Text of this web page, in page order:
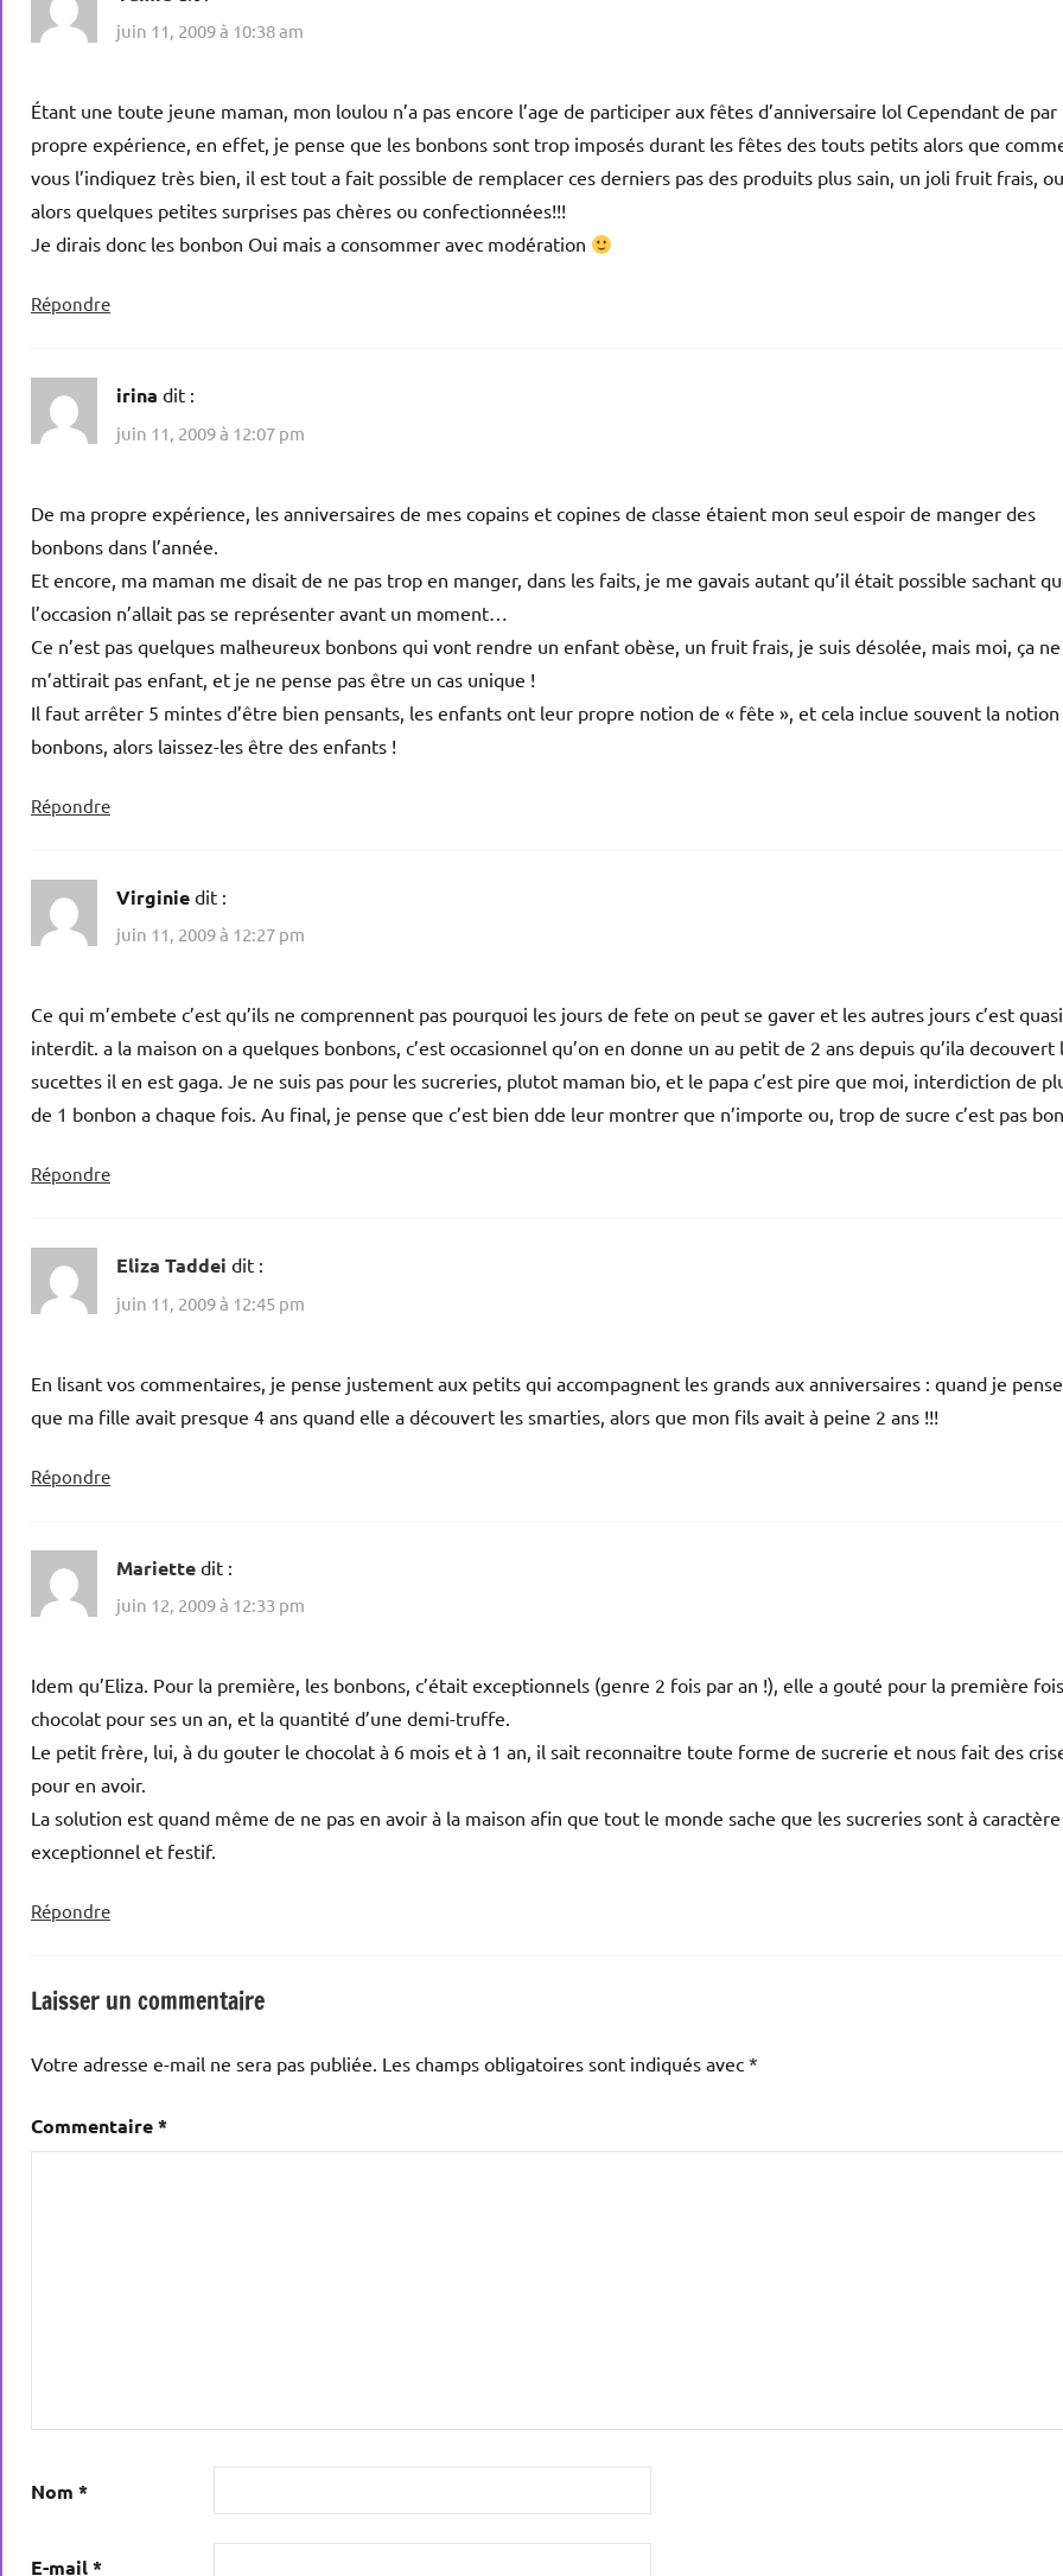
juin 11, 2009 à 10:38 am
Étant une toute jeune maman, mon loulou n’a pas encore l’age de participer aux fêtes d’anniversaire lol Cependant de par
propre expérience, en effet, je pense que les bonbons sont trop imposés durant les fêtes des touts petits alors que
vous l’indiquez très bien, il est tout a fait possible de remplacer ces derniers pas des produits plus sain, un joli fruit frais, ou
alors quelques petites surprises pas chères ou confectionnées!!!
Je dirais donc les bonbon Oui mais a consommer avec modération
Répondre
irina dit :
juin 11, 2009 à 12:07 pm
De ma propre expérience, les anniversaires de mes copains et copines de classe étaient mon seul espoir de manger des
bonbons dans l’année.
Et encore, ma maman me disait de ne pas trop en manger, dans les faits, je me gavais autant qu’il était possible sachant
l’occasion n’allait pas se représenter avant un moment…
Ce n’est pas quelques malheureux bonbons qui vont rendre un enfant obèse, un fruit frais, je suis désolée, mais moi, ça ne
m’attirait pas enfant, et je ne pense pas être un cas unique !
Il faut arrêter 5 mintes d’être bien pensants, les enfants ont leur propre notion de « fête », et cela inclue souvent la notion
bonbons, alors laissez-les être des enfants !
Répondre
Virginie dit :
juin 11, 2009 à 12:27 pm
Ce qui m’embete c’est qu’ils ne comprennent pas pourquoi les jours de fete on peut se gaver et les autres jours c’est quasi
interdit. a la maison on a quelques bonbons, c’est occasionnel qu’on en donne un au petit de 2 ans depuis qu’ila decouvert
sucettes il en est gaga. Je ne suis pas pour les sucreries, plutot maman bio, et le papa c’est pire que moi, interdiction de
de 1 bonbon a chaque fois. Au final, je pense que c’est bien dde leur montrer que n’importe ou, trop de sucre c’est pas
Répondre
Eliza Taddei dit :
juin 11, 2009 à 12:45 pm
En lisant vos commentaires, je pense justement aux petits qui accompagnent les grands aux anniversaires : quand je pense
que ma fille avait presque 4 ans quand elle a découvert les smarties, alors que mon fils avait à peine 2 ans !!!
Répondre
Mariette dit :
juin 12, 2009 à 12:33 pm
Idem qu’Eliza. Pour la première, les bonbons, c’était exceptionnels (genre 2 fois par an !), elle a gouté pour la première
chocolat pour ses un an, et la quantité d’une demi-truffe.
Le petit frère, lui, à du gouter le chocolat à 6 mois et à 1 an, il sait reconnaitre toute forme de sucrerie et nous fait des
pour en avoir.
La solution est quand même de ne pas en avoir à la maison afin que tout le monde sache que les sucreries sont à caractère
exceptionnel et festif.
Répondre
Laisser un commentaire
Votre adresse e-mail ne sera pas publiée. Les champs obligatoires sont indiqués avec *
Commentaire*
Nom *
E-mail*